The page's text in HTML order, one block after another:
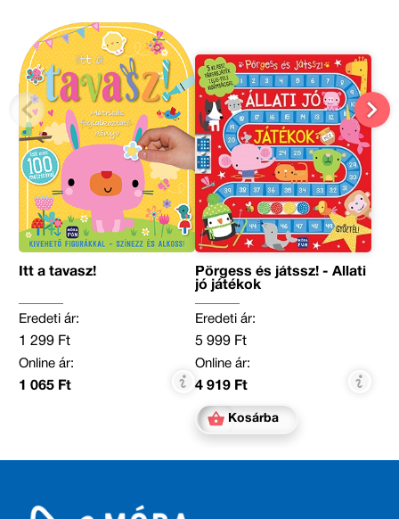
Itt a tavasz!
Eredeti ár:
1 299 Ft
Online ár:
1 065 Ft
Pörgess és játssz! - Állati
jó játékok
Eredeti ár:
5 999 Ft
Online ár:
4 919 Ft
Kosárba